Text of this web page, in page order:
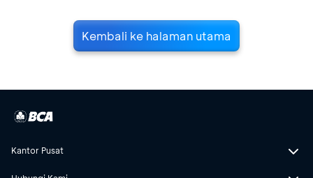
Kembali ke halaman utama
Kantor Pusat